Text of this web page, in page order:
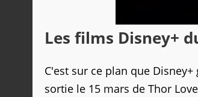
Les films Disney+
C'est sur ce plan que
sortie le 15 mars de Thor